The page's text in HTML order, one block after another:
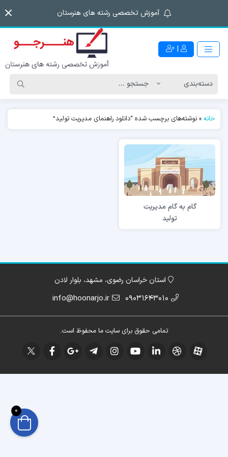
آموزش تخصصی رشته های هنرستان
|
خانه » نوشته‌های برچسب شده “دانلود راهنمای مدیریت تولید”
گام به گام مدیریت
تولید
استان خراسان رضوی، مشهد، بلوار لادن
09031643010
info@hoonarjo.ir
تمامی حقوق برای سایت ما محفوظ است.
0